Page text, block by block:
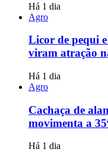
Há 1 dia
Agro
Licor de pequi
viram atração
Há 1 dia
Agro
Cachaça de
movimenta a
Há 1 dia